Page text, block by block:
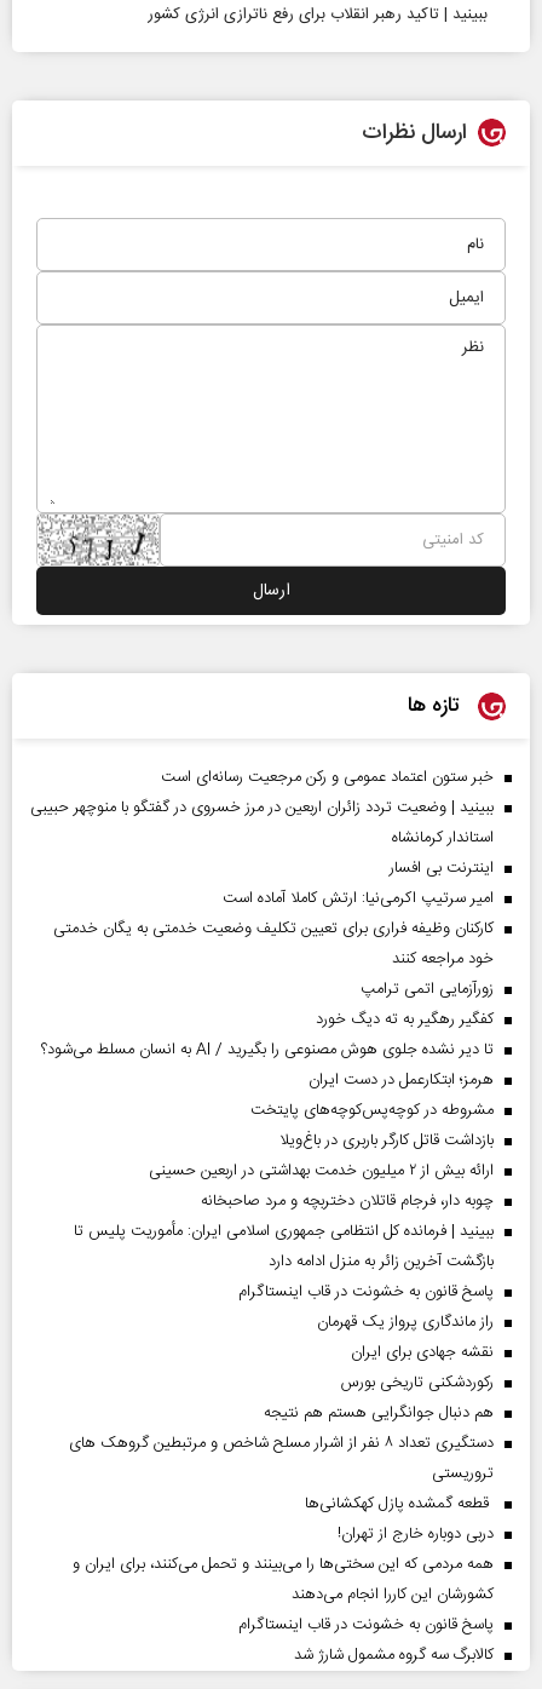
ببینید | تاکید رهبر انقلاب برای رفع ناترازی انرژی کشور
ارسال نظرات
تازه ها
خبر ستون اعتماد عمومی و رکن مرجعیت رسانه‌ای است
ببینید | وضعیت تردد زائران اربعین در مرز خسروی در گفتگو با منوچهر حبیبی
استاندار کرمانشاه
اینترنت بی افسار
امیر سرتیپ اکرمی‌نیا: ارتش کاملا آماده است
کارکنان وظیفه فراری برای تعیین تکلیف وضعیت خدمتی به یگان خدمتی
خود مراجعه کنند
زورآزمایی اتمی ترامپ
کفگیر رهگیر به ته دیگ خورد
تا دیر نشده جلوی هوش مصنوعی را بگیرید / AI به انسان مسلط می‌شود؟
هرمز؛ ابتکارعمل در دست ایران
مشروطه در کوچه‌پس‌کوچه‌های پایتخت
بازداشت قاتل کارگر باربری در باغ‌ویلا
ارائه بیش از ۲ میلیون خدمت بهداشتی در اربعین حسینی
چوبه دار، فرجام قاتلان دختربچه و مرد صاحبخانه
ببینید | فرمانده کل انتظامی جمهوری اسلامی ایران­: مأموریت پلیس تا
بازگشت آخرین زائر به منزل ادامه دارد
پاسخ قانون به خشونت در قاب اینستاگرام
راز ماندگاری پرواز یک قهرمان
نقشه جهادی برای ایران
رکوردشکنی تاریخی بورس
هم دنبال جوانگرایی هستم هم نتیجه
دستگیری تعداد ۸ نفر از اشرار مسلح شاخص و مرتبطین گروهک های
تروریستی
قطعه گمشده پازل کهکشانی‌ها
دربی دوباره خارج از تهران!
همه مردمی که این سختی‌ها را می‌بینند و تحمل می‌کنند، برای ایران و
کشورشان این کاررا انجام می‌دهند
پاسخ قانون به خشونت در قاب اینستاگرام
کالابرگ سه گروه مشمول شارژ شد